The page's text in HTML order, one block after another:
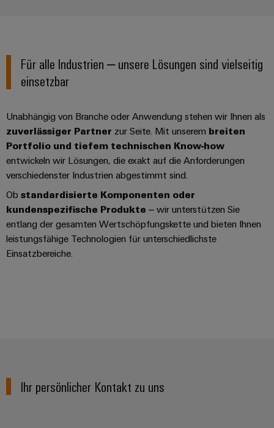
Für alle Industrien – unsere Lösungen sind vielseitig
einsetzbar
Unabhängig von Branche oder Anwendung stehen wir Ihnen als
zuverlässiger Partner zur Seite. Mit unserem breiten
Portfolio und tiefem technischen Know-how
entwickeln wir Lösungen, die exakt auf die Anforderungen
verschiedenster Industrien abgestimmt sind.
Ob standardisierte Komponenten oder
kundenspezifische Produkte – wir unterstützen Sie
entlang der gesamten Wertschöpfungskette und bieten Ihnen
leistungsfähige Technologien für unterschiedlichste
Einsatzbereiche.
Ihr persönlicher Kontakt zu uns